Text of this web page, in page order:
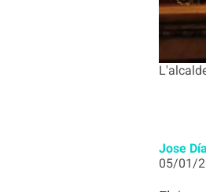
Jose
05/01/